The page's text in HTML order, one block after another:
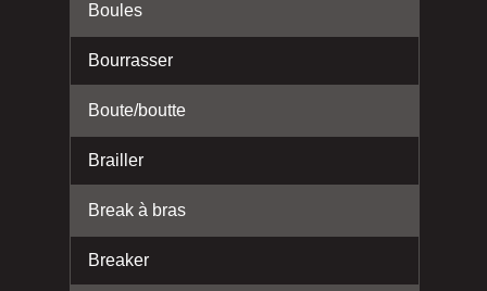
Boules
Bourrasser
Boute/boutte
Brailler
Break à bras
Breaker